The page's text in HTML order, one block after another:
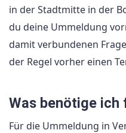
in der Stadtmitte in der
du deine Ummeldung
damit verbundenen
der Regel vorher einen
Was benötige ich
Für die Ummeldung in